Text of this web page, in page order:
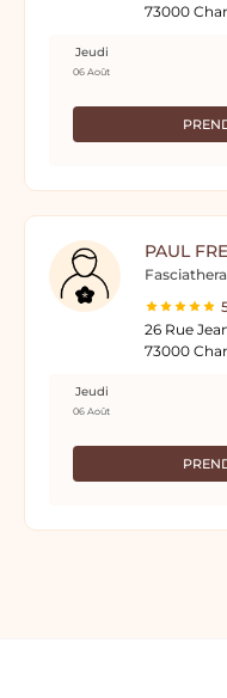
73000
Jeudi
06 Août
PAUL
26 Rue
73000
Jeudi
06 Août